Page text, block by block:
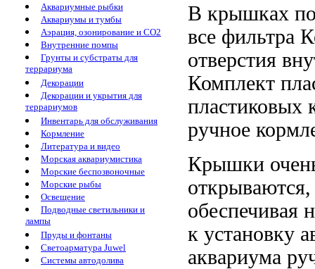
Аквариумные рыбки
Аквариумы и тумбы
Аэрация, озонирование и CO2
Внутренние помпы
Грунты и субстраты для
террариума
Декорации
Декорации и укрытия для
террариумов
Инвентарь для обслуживания
Кормление
Литература и видео
Морская аквариумистика
Морские беспозвоночные
Морские рыбы
Освещение
Подводные светильники и
лампы
Пруды и фонтаны
Светоарматура Juwel
Системы автодолива
В крышках
все фильтра
отверстия
Комплект
ручное
Крышки
обеспечивая
к установку
аквариума